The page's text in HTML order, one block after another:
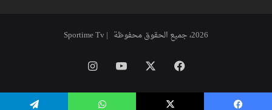
2026، جميع الحقوق محفوظة | Sportime Tv
فيسبوك ‫YouTubeانستقرام